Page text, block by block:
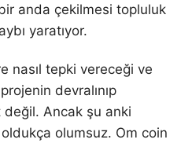
anda çekilmesi topluluk
yaratıyor.
nasıl tepki vereceği ve
devralınıp
değil. Ancak şu anki
olumsuz. Om coin